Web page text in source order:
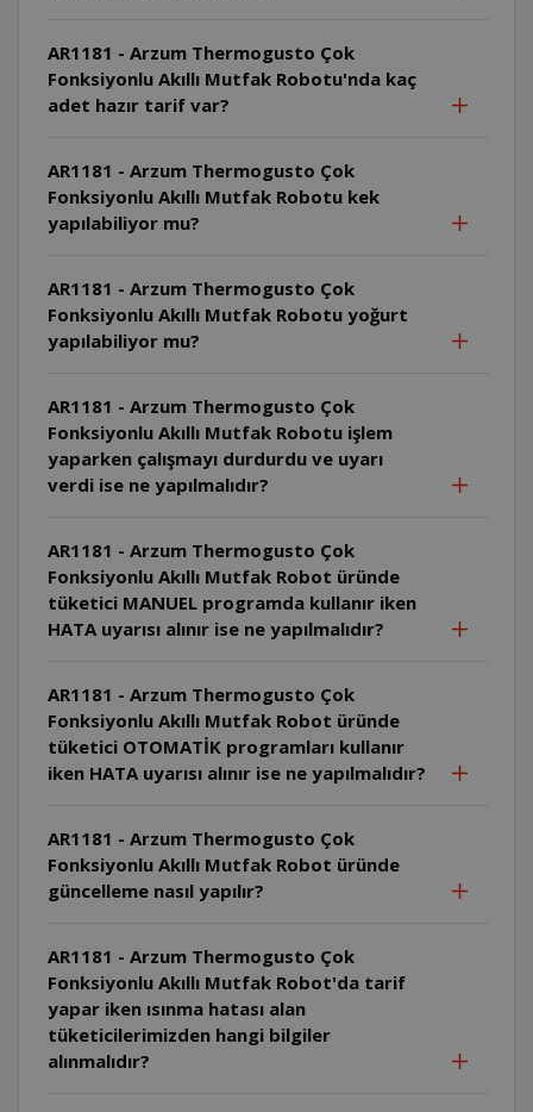
AR1181 - Arzum Thermogusto Çok
Fonksiyonlu Akıllı Mutfak Robotu'nda kaç
adet hazır tarif var?
AR1181 - Arzum Thermogusto Çok
Fonksiyonlu Akıllı Mutfak Robotu kek
yapılabiliyor mu?
AR1181 - Arzum Thermogusto Çok
Fonksiyonlu Akıllı Mutfak Robotu yoğurt
yapılabiliyor mu?
AR1181 - Arzum Thermogusto Çok
Fonksiyonlu Akıllı Mutfak Robotu işlem
yaparken çalışmayı durdurdu ve uyarı
verdi ise ne yapılmalıdır?
AR1181 - Arzum Thermogusto Çok
Fonksiyonlu Akıllı Mutfak Robot üründe
tüketici MANUEL programda kullanır iken
HATA uyarısı alınır ise ne yapılmalıdır?
AR1181 - Arzum Thermogusto Çok
Fonksiyonlu Akıllı Mutfak Robot üründe
tüketici OTOMATİK programları kullanır
iken HATA uyarısı alınır ise ne yapılmalıdır?
AR1181 - Arzum Thermogusto Çok
Fonksiyonlu Akıllı Mutfak Robot üründe
güncelleme nasıl yapılır?
AR1181 - Arzum Thermogusto Çok
Fonksiyonlu Akıllı Mutfak Robot'da tarif
yapar iken ısınma hatası alan
tüketicilerimizden hangi bilgiler
alınmalıdır?